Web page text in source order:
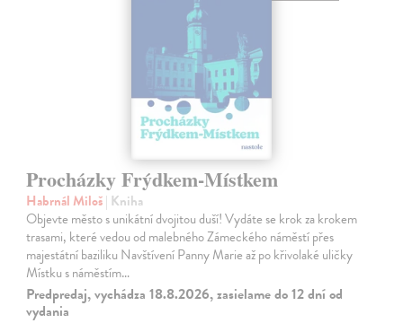
Procházky Frýdkem-Místkem
Habrnál Miloš| Kniha
Objevte město s unikátní dvojitou duší! Vydáte se krok za krokem
trasami, které vedou od malebného Zámeckého náměstí přes
majestátní baziliku Navštívení Panny Marie až po křivolaké uličky
Místku s náměstím…
Predpredaj, vychádza 18.8.2026, zasielame do 12 dní od
vydania